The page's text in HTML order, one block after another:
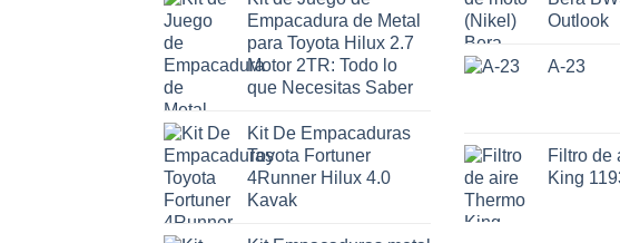
Empacadura de Metal
para Toyota Hilux 2.7
Motor 2TR: Todo lo
que Necesitas Saber
Kit De Empacaduras
Toyota Fortuner
4Runner Hilux 4.0
Kavak
Outlook
A-23
Filtro de
King